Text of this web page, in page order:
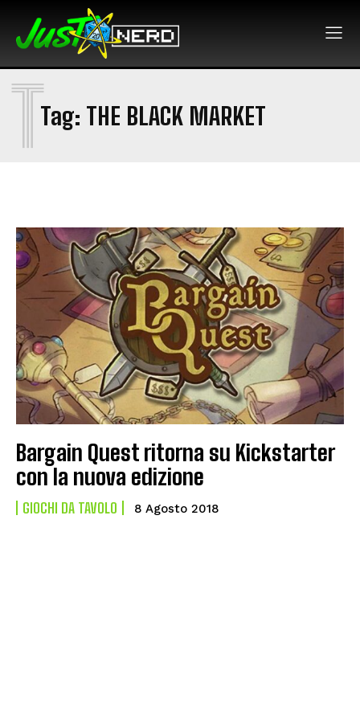
Tag: THE BLACK MARKET
T
Bargain Quest ritorna su Kickstarter
con la nuova edizione
GIOCHI DA TAVOLO 8 Agosto 2018